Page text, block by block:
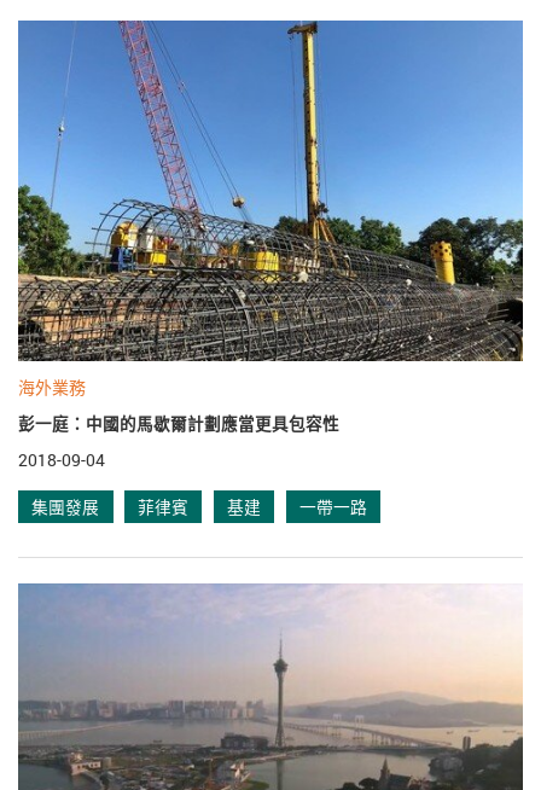
海外業務
彭一庭：中國的馬歇爾計劃應當更具包容性
2018-09-04
集團發展 菲律賓 基建 一帶一路